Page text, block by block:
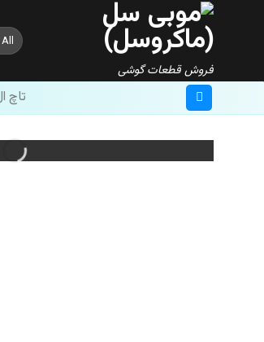
فروش قطعات گوشی
تاچ